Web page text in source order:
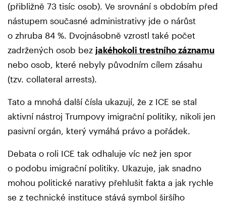
(přibližně 73 tisíc osob). Ve srovnání s obdobím před
nástupem současné administrativy jde o nárůst
o zhruba 84 %. Dvojnásobně vzrostl také počet
zadržených osob bez jakéhokoli trestního záznamu
nebo osob, které nebyly původním cílem zásahu
(tzv. collateral arrests).
Tato a mnohá další čísla ukazují, že z ICE se stal
aktivní nástroj Trumpovy imigrační politiky, nikoli jen
pasivní orgán, který vymáhá právo a pořádek.
Debata o roli ICE tak odhaluje víc než jen spor
o podobu imigrační politiky. Ukazuje, jak snadno
mohou politické narativy přehlušit fakta a jak rychle
se z technické instituce stává symbol širšího